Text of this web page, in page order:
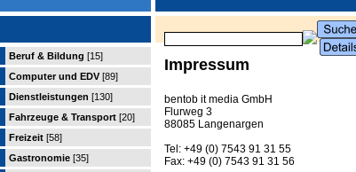
Beruf & Bildung [15]
Computer und EDV [89]
Dienstleistungen [130]
Fahrzeuge & Transport [20]
Freizeit [58]
Gastronomie [35]
Impressum
bentob it media GmbH
Flurweg 3
88085 Langenargen
Tel: +49 (0) 7543 91 31 55
Fax: +49 (0) 7543 91 31 56